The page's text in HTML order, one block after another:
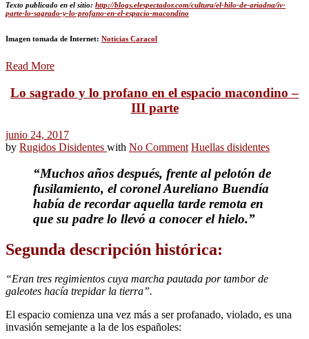
Texto publicado en el sitio: http://blogs.elespectador.com/cultura/el-hilo-de-ariadna/iv-
parte-lo-sagrado-y-lo-profano-en-el-espacio-macondino
Imagen tomada de Internet: Noticias Caracol
Read More
Lo sagrado y lo profano en el espacio macondino –
III parte
junio 24, 2017
by Rugidos Disidentes with No Comment Huellas disidentes
“Muchos años después, frente al pelotón de
fusilamiento, el coronel Aureliano Buendía
había de recordar aquella tarde remota en
que su padre lo llevó a conocer el hielo.”
Segunda descripción histórica:
“Eran tres regimientos cuya marcha pautada por tambor de
galeotes hacía trepidar la tierra”.
El espacio comienza una vez más a ser profanado, violado, es una
invasión semejante a la de los españoles: